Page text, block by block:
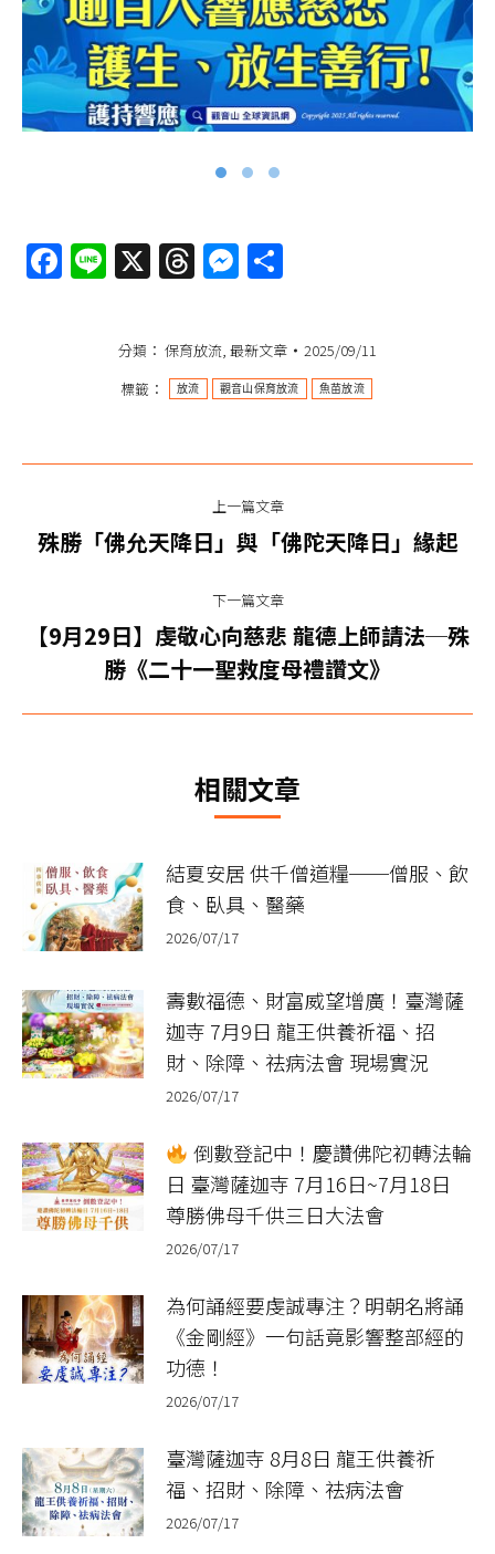
Facebook
Line
X Threads
Messenger
分類： 保育放流, 最新文章
2025/09/11
標籤：
放流 觀音山保育放流 魚苗放流
章
航
上一篇文章
上
篇
文
章：
殊勝「佛允天降日」與「佛陀天降日」緣起
下一篇文章
下
一
篇
章：
【9月29日】虔敬心向慈悲 龍德上師請法─殊
勝《二十一聖救度母禮讚文》
相關文章
結夏安居 供千僧道糧──僧服、飲
食、臥具、醫藥
2026/07/17
壽數福德、財富威望增廣！臺灣薩
迦寺 7月9日 龍王供養祈福、招
財、除障、祛病法會 現場實況
2026/07/17
倒數登記中！慶讚佛陀初轉法輪
日 臺灣薩迦寺 7月16日~7月18日
尊勝佛母千供三日大法會
2026/07/17
為何誦經要虔誠專注？明朝名將誦
《金剛經》一句話竟影響整部經的
功德！
2026/07/17
臺灣薩迦寺 8月8日 龍王供養祈
福、招財、除障、祛病法會
2026/07/17